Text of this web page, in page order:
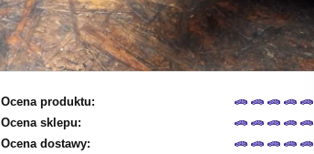
Ocena produktu:
Ocena sklepu:
Ocena dostawy: